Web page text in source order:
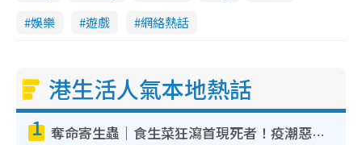
m
e
娛樂
遊戲 網絡熱話
港生活人氣本地熱話
1 奪命寄生蟲｜食生菜狂瀉首現死者！疫潮惡化錄1.8萬宗病例 揭洗菜3大謬誤